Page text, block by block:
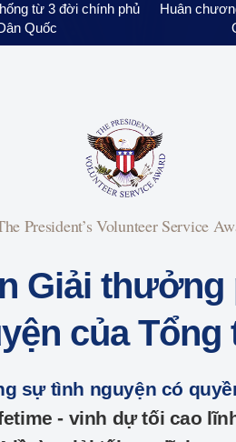
từ 3 đời chính phủ
Quốc
Huân
President’s Volunteer Service
Giải thưởng
của Tổng
sự tình nguyện có
- vinh dự tối cao